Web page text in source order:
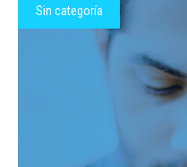
Sin categoría